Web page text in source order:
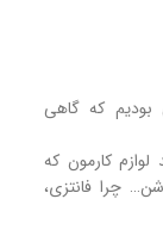
بودیم که گاهی
لوازم کارمون که
چرا فانتزی،